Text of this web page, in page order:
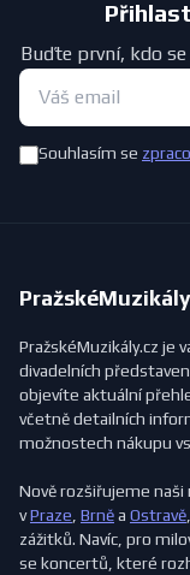
Buďte první, kdo se
Souhlasím se
PražskéMuzikály.cz je
divadelních
objevíte aktuální
včetně detailních
možnostech nákupu
Nově rozšiřujeme
vPraze, Brněa Ostravě
zážitků. Navíc, pro
se koncertů, které